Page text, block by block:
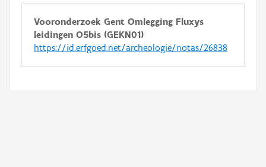
Vooronderzoek Gent Omlegging Fluxys
leidingen O5bis (GEKN01)
https://id.erfgoed.net/archeologie/notas/26838